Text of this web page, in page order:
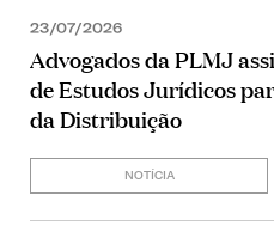
23/07/2026
Advogados da PLMJ
de Estudos Jurídicos
da Distribuição
NOTÍCIA